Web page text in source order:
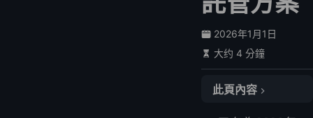
2026年1月1日
大约 4 分鐘
此頁內容